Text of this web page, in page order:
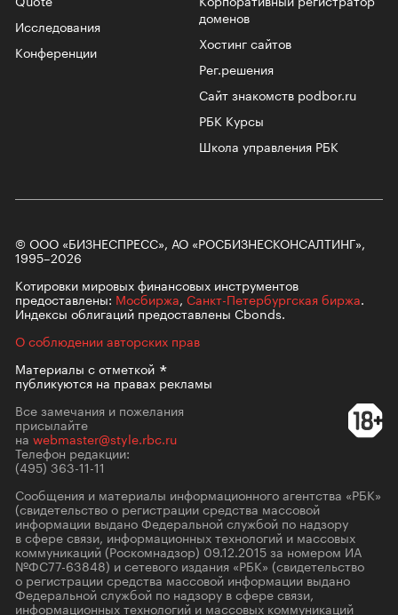
доменов
Хостинг сайтов
Рег.решения
Сайт знакомств podbor.ru
РБК Курсы
Школа управления РБК
Исследования
Конференции
© ООО «БИЗНЕСПРЕСС», АО «РОСБИЗНЕСКОНСАЛТИНГ»,
1995–2026
Котировки мировых финансовых инструментов
предоставлены: Мосбиржа, Санкт-Петербургская биржа.
Индексы облигаций предоставлены Cbonds.
О соблюдении авторских прав
Материалы сотметкой
публикуются на правах рекламы
Все замечания и пожелания
присылайте
на webmaster@style.rbc.ru
Телефон редакции:
(495) 363-11-11
Сообщения и материалы информационного агентства «РБК»
(свидетельство о регистрации средства массовой
информации выдано Федеральной службой по надзору
в сфере связи, информационных технологий и массовых
коммуникаций (Роскомнадзор) 09.12.2015 за номером ИА
№ФС77-63848) и сетевого издания «РБК» (свидетельство
о регистрации средства массовой информации выдано
Федеральной службой по надзору в сфере связи,
информационных технологий и массовых коммуникаций